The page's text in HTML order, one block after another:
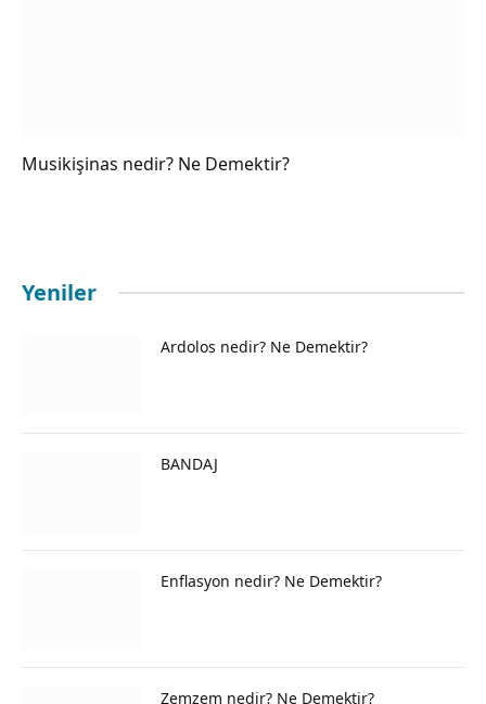
Musikişinas nedir? Ne Demektir?
Yeniler
Ardolos nedir? Ne Demektir?
BANDAJ
Enflasyon nedir? Ne Demektir?
Zemzem nedir? Ne Demektir?